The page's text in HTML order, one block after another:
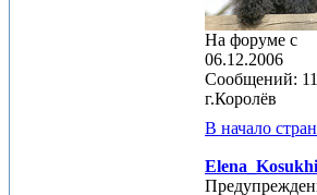
На форуме с
06.12.2006
Сообщений:
г.Королёв
В начало